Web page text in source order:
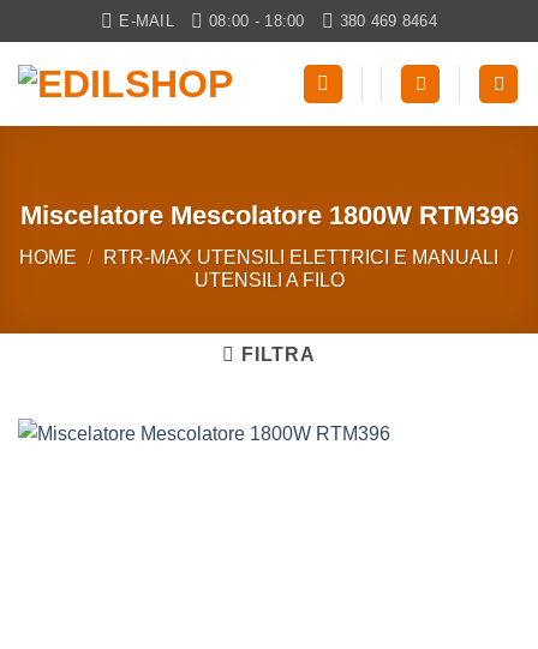
ai
contenuti
E-MAIL 08:00 - 18:00 380 469 8464
Miscelatore Mescolatore 1800W RTM396
HOME / RTR-MAX UTENSILI ELETTRICI E MANUALI /
UTENSILI A FILO
FILTRA